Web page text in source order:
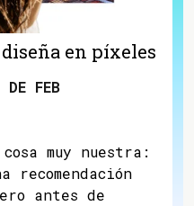
en píxeles
FEB
muy nuestra:
recomendación
antes de